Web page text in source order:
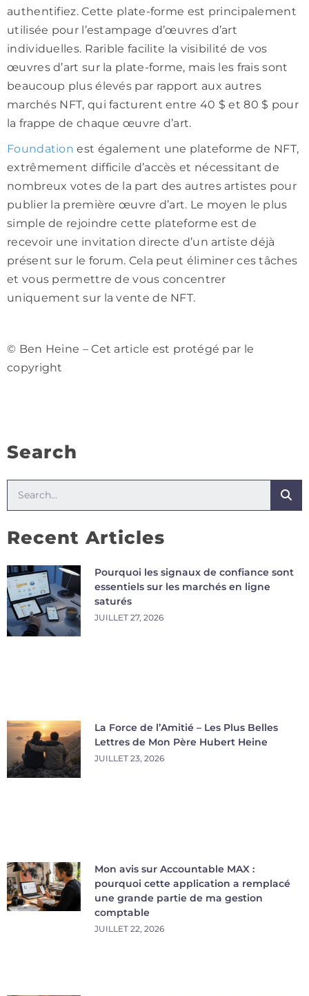
authentifiez. Cette plate-forme est principalement
utilisée pour l’estampage d’œuvres d’art
individuelles. Rarible facilite la visibilité de vos
œuvres d’art sur la plate-forme, mais les frais sont
beaucoup plus élevés par rapport aux autres
marchés NFT, qui facturent entre 40 $ et 80 $ pour
la frappe de chaque œuvre d’art.
Foundation est également une plateforme de NFT,
extrêmement difficile d’accès et nécessitant de
nombreux votes de la part des autres artistes pour
publier la première œuvre d’art. Le moyen le plus
simple de rejoindre cette plateforme est de
recevoir une invitation directe d’un artiste déjà
présent sur le forum. Cela peut éliminer ces tâches
et vous permettre de vous concentrer
uniquement sur la vente de NFT.
© Ben Heine – Cet article est protégé par le
copyright
Search
Recent Articles
Pourquoi les signaux de confiance sont
essentiels sur les marchés en ligne
saturés
JUILLET 27, 2026
La Force de l’Amitié – Les Plus Belles
Lettres de Mon Père Hubert Heine
JUILLET 23, 2026
Mon avis sur Accountable MAX :
pourquoi cette application a remplacé
une grande partie de ma gestion
comptable
JUILLET 22, 2026